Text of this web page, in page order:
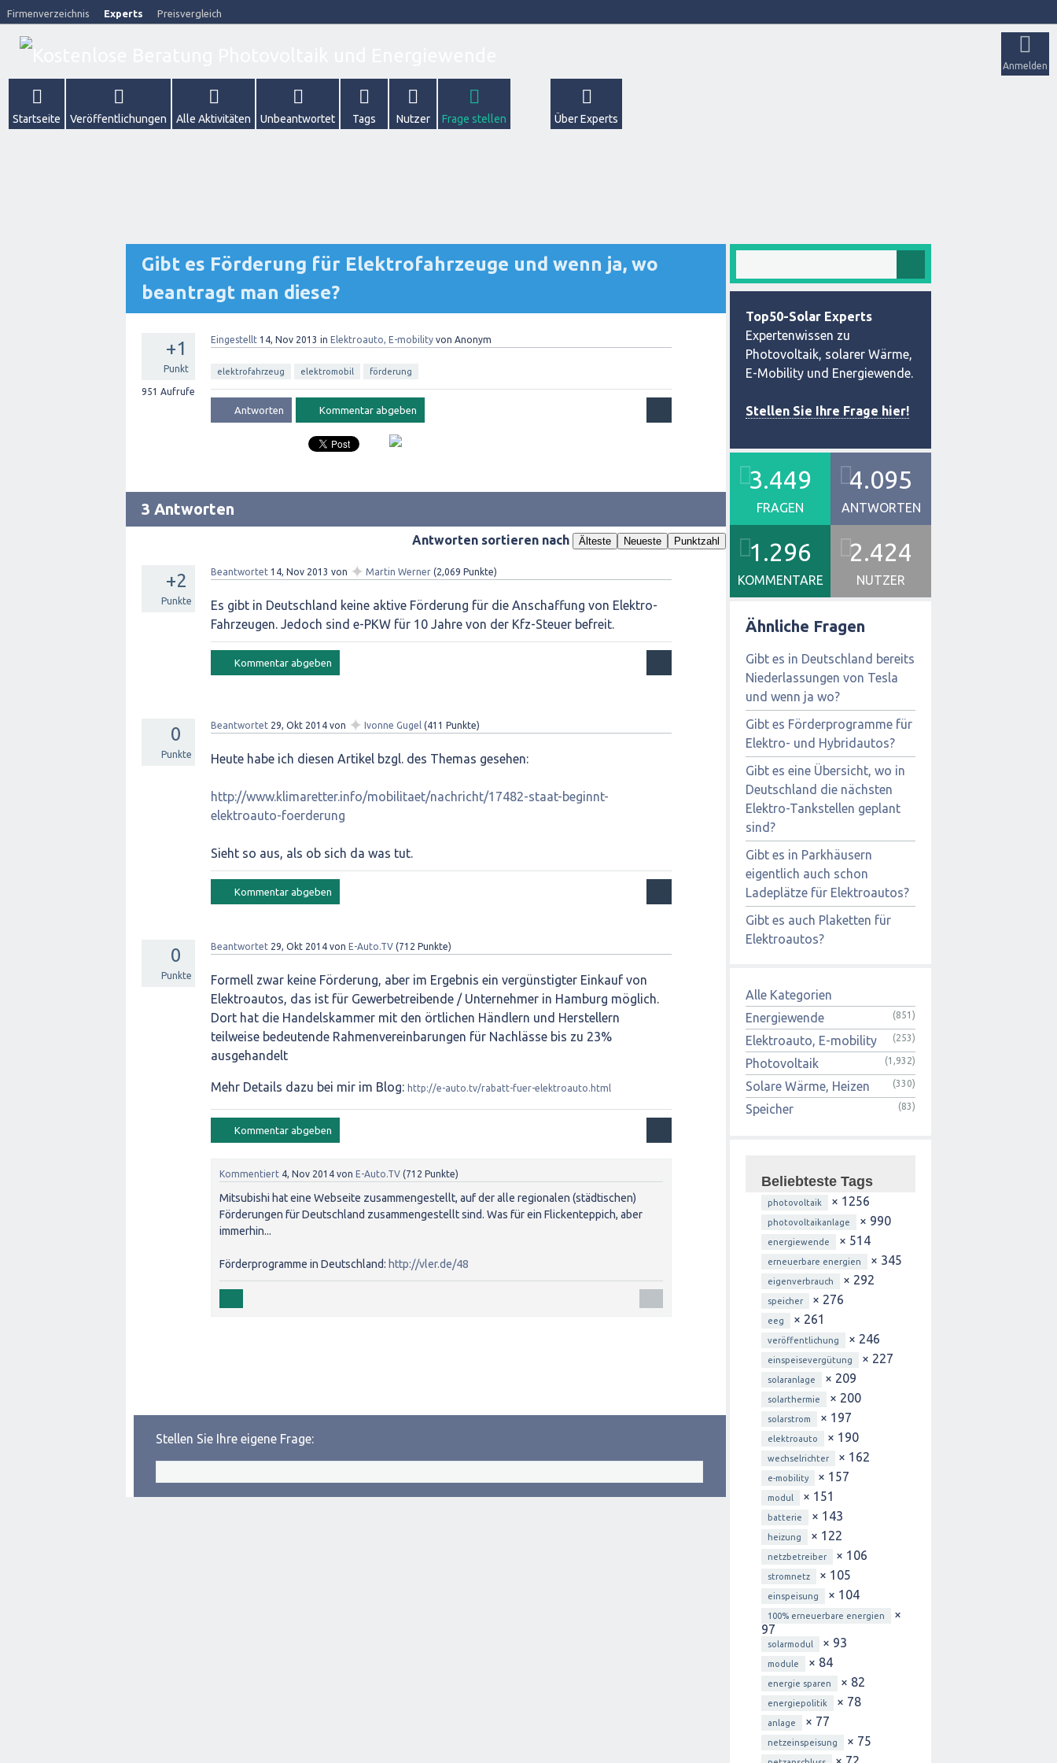
Firmenverzeichnis Experts Preisvergleich
Anmelden
Startseite Veröffentlichungen Alle Aktivitäten Unbeantwortet Tags Nutzer Frage stellen Über Experts
Gibt es Förderung für Elektrofahrzeuge und wenn ja, wo
beantragt man diese?
+1
Punkt
951 Aufrufe
Eingestellt 14, Nov 2013 in Elektroauto, E-mobility von Anonym
elektrofahrzeug elektromobil förderung
3 Antworten
Antworten sortieren nach Älteste Neueste Punktzahl
+2
Punkte
Beantwortet 14, Nov 2013 von ✦ Martin Werner (2,069 Punkte)
Es gibt in Deutschland keine aktive Förderung für die Anschaffung von Elektro-
Fahrzeugen. Jedoch sind e-PKW für 10 Jahre von der Kfz-Steuer befreit.
0
Punkte
Beantwortet 29, Okt 2014 von ✦ Ivonne Gugel (411 Punkte)
Heute habe ich diesen Artikel bzgl. des Themas gesehen:
http://www.klimaretter.info/mobilitaet/nachricht/17482-staat-beginnt-
elektroauto-foerderung
Sieht so aus, als ob sich da was tut.
0
Punkte
Beantwortet 29, Okt 2014 von E-Auto.TV (712 Punkte)
Formell zwar keine Förderung, aber im Ergebnis ein vergünstigter Einkauf von
Elektroautos, das ist für Gewerbetreibende / Unternehmer in Hamburg möglich.
Dort hat die Handelskammer mit den örtlichen Händlern und Herstellern
teilweise bedeutende Rahmenvereinbarungen für Nachlässe bis zu 23%
ausgehandelt
Mehr Details dazu bei mir im Blog: http://e-auto.tv/rabatt-fuer-elektroauto.html
Kommentiert 4, Nov 2014 von E-Auto.TV (712 Punkte)
Mitsubishi hat eine Webseite zusammengestellt, auf der alle regionalen (städtischen)
Förderungen für Deutschland zusammengestellt sind. Was für ein Flickenteppich, aber
immerhin...
Förderprogramme in Deutschland: http://vler.de/48
Stellen Sie Ihre eigene Frage:
Top50-Solar Experts
Expertenwissen zu
Photovoltaik, solarer Wärme,
E-Mobility und Energiewende.
Stellen Sie Ihre Frage hier!
3.449
FRAGEN
4.095
ANTWORTEN
1.296
KOMMENTARE
2.424
NUTZER
Ähnliche Fragen
Gibt es in Deutschland bereits
Niederlassungen von Tesla
und wenn ja wo?
Gibt es Förderprogramme für
Elektro- und Hybridautos?
Gibt es eine Übersicht, wo in
Deutschland die nächsten
Elektro-Tankstellen geplant
sind?
Gibt es in Parkhäusern
eigentlich auch schon
Ladeplätze für Elektroautos?
Gibt es auch Plaketten für
Elektroautos?
Alle Kategorien
Energiewende
(851)
Elektroauto, E-mobility (253)
Photovoltaik (1,932)
Solare Wärme, Heizen (330)
Speicher (83)
Beliebteste Tags
photovoltaik × 1256
photovoltaikanlage × 990
energiewende × 514
erneuerbare energien × 345
eigenverbrauch × 292
speicher × 276
eeg × 261
veröffentlichung × 246
einspeisevergütung × 227
solaranlage × 209
solarthermie × 200
solarstrom × 197
elektroauto × 190
wechselrichter × 162
e-mobility × 157
modul × 151
batterie × 143
heizung × 122
netzbetreiber × 106
stromnetz × 105
einspeisung × 104
100% erneuerbare energien
×
97
solarmodul × 93
module × 84
energie sparen × 82
energiepolitik × 78
anlage × 77
netzeinspeisung × 75